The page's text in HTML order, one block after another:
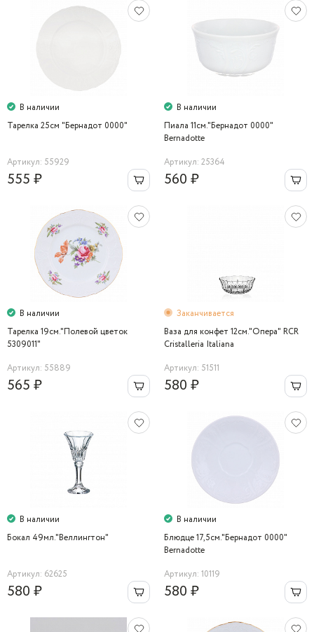
В наличии
Тарелка 25см "Бернадот 0000"
Артикул: 55929
555 ₽
В наличии
Пиала 11см."Бернадот 0000"
Bernadotte
Артикул: 25364
560 ₽
В наличии
Тарелка 19см."Полевой цветок
5309011"
Артикул: 55889
565 ₽
Заканчивается
Ваза для конфет 12см."Опера" RCR
Cristalleria Italiana
Артикул: 51511
580 ₽
В наличии
Бокал 49мл."Веллингтон"
Артикул: 62625
580 ₽
В наличии
Блюдце 17,5см."Бернадот 0000"
Bernadotte
Артикул: 10119
580 ₽